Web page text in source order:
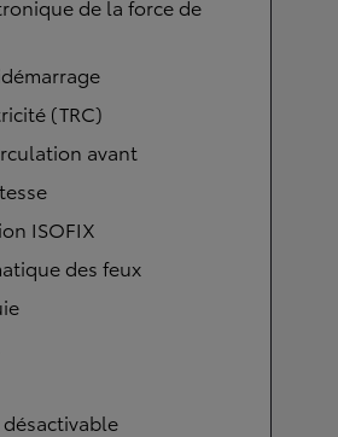
de la force de
(TRC)
avant
ISOFIX
des feux